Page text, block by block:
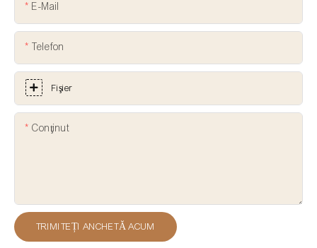
E-Mail
Telefon
Fişier
Conţinut
TRIMITEȚI ANCHETĂ ACUM